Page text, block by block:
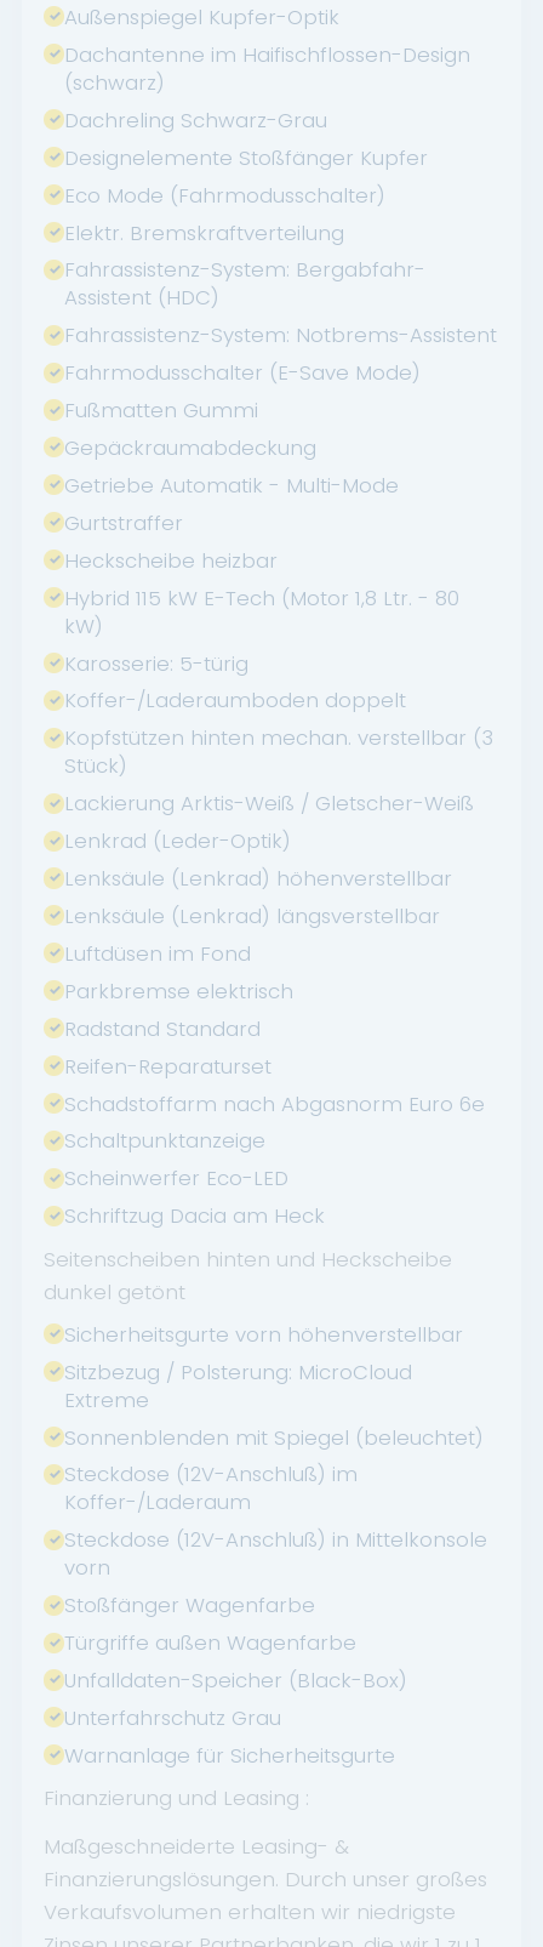
Außenspiegel Kupfer-Optik
Dachantenne im Haifischflossen-Design
(schwarz)
Dachreling Schwarz-Grau
Designelemente Stoßfänger Kupfer
Eco Mode (Fahrmodusschalter)
Elektr. Bremskraftverteilung
Fahrassistenz-System: Bergabfahr-
Assistent (HDC)
Fahrassistenz-System: Notbrems-Assistent
Fahrmodusschalter (E-Save Mode)
Fußmatten Gummi
Gepäckraumabdeckung
Getriebe Automatik - Multi-Mode
Gurtstraffer
Heckscheibe heizbar
Hybrid 115 kW E-Tech (Motor 1,8 Ltr. - 80
kW)
Karosserie: 5-türig
Koffer-/Laderaumboden doppelt
Kopfstützen hinten mechan. verstellbar (3
Stück)
Lackierung Arktis-Weiß / Gletscher-Weiß
Lenkrad (Leder-Optik)
Lenksäule (Lenkrad) höhenverstellbar
Lenksäule (Lenkrad) längsverstellbar
Luftdüsen im Fond
Parkbremse elektrisch
Radstand Standard
Reifen-Reparaturset
Schadstoffarm nach Abgasnorm Euro 6e
Schaltpunktanzeige
Scheinwerfer Eco-LED
Schriftzug Dacia am Heck
Seitenscheiben hinten und Heckscheibe
dunkel getönt
Sicherheitsgurte vorn höhenverstellbar
Sitzbezug / Polsterung: MicroCloud
Extreme
Sonnenblenden mit Spiegel (beleuchtet)
Steckdose (12V-Anschluß) im
Koffer-/Laderaum
Steckdose (12V-Anschluß) in Mittelkonsole
vorn
Stoßfänger Wagenfarbe
Türgriffe außen Wagenfarbe
Unfalldaten-Speicher (Black-Box)
Unterfahrschutz Grau
Warnanlage für Sicherheitsgurte
Finanzierung und Leasing :
Maßgeschneiderte Leasing- &
Finanzierungslösungen. Durch unser großes
Verkaufsvolumen erhalten wir niedrigste